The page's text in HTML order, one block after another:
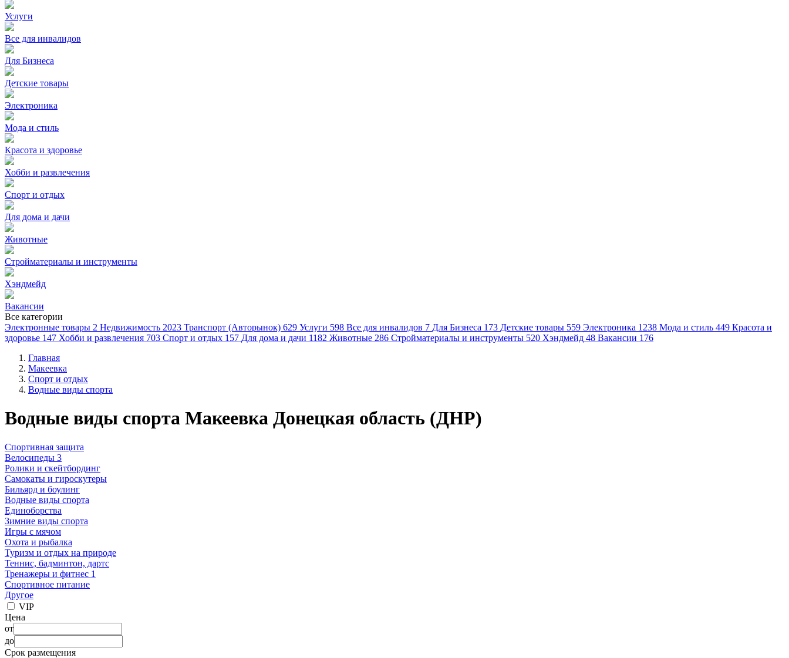
Услуги
Все для инвалидов
Для Бизнеса
Детские товары
Электроника
Мода и стиль
Красота и здоровье
Хобби и развлечения
Спорт и отдых
Для дома и дачи
Животные
Стройматериалы и инструменты
Хэндмейд
Вакансии
Все категории
Электронные товары 2 Недвижимость 2023 Транспорт (Авторынок) 629 Услуги 598 Все для инвалидов 7 Для Бизнеса 173 Детские товары 559 Электроника 1238 Мода и стиль 449 Красота и
здоровье 147 Хобби и развлечения 703 Спорт и отдых 157 Для дома и дачи 1182 Животные 286 Стройматериалы и инструменты 520 Хэндмейд 48 Вакансии 176
Главная
Макеевка
Спорт и отдых
Водные виды спорта
Водные виды спорта Макеевка Донецкая область (ДНР)
Спортивная защита
Велосипеды 3
Ролики и скейтбординг
Самокаты и гироскутеры
Бильярд и боулинг
Водные виды спорта
Единоборства
Зимние виды спорта
Игры с мячом
Охота и рыбалка
Туризм и отдых на природе
Теннис, бадминтон, дартс
Тренажеры и фитнес 1
Спортивное питание
Другое
VIP
Цена
от
до
Срок размещения